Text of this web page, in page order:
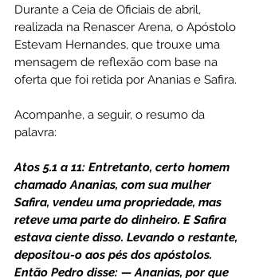
Durante a Ceia de Oficiais de abril,
realizada na Renascer Arena, o Apóstolo
Estevam Hernandes, que trouxe uma
mensagem de reflexão com base na
oferta que foi retida por Ananias e Safira.
Acompanhe, a seguir, o resumo da
palavra:
Atos 5.1 a 11: Entretanto, certo homem
chamado Ananias, com sua mulher
Safira, vendeu uma propriedade, mas
reteve uma parte do dinheiro. E Safira
estava ciente disso. Levando o restante,
depositou-o aos pés dos apóstolos.
Então Pedro disse: — Ananias, por que